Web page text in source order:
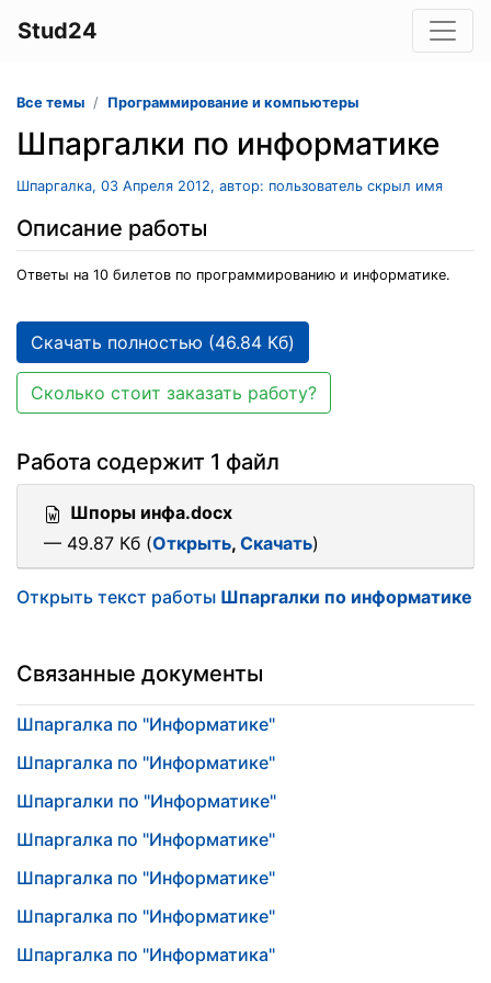
Stud24
Все темы Программирование и компьютеры
Шпаргалки по информатике
Шпаргалка, 03 Апреля 2012, автор: пользователь скрыл имя
Описание работы
Ответы на 10 билетов по программированию и информатике.
Скачать полностью (46.84 Кб)
Сколько стоит заказать работу?
Работа содержит 1 файл
Шпоры инфа.docx
— 49.87 Кб (Открыть, Скачать)
Открыть текст работы Шпаргалки по информатике
Связанные документы
Шпаргалка по "Информатике"
Шпаргалка по "Информатике"
Шпаргалки по "Информатике"
Шпаргалка по "Информатике"
Шпаргалка по "Информатике"
Шпаргалка по "Информатике"
Шпаргалка по "Информатика"